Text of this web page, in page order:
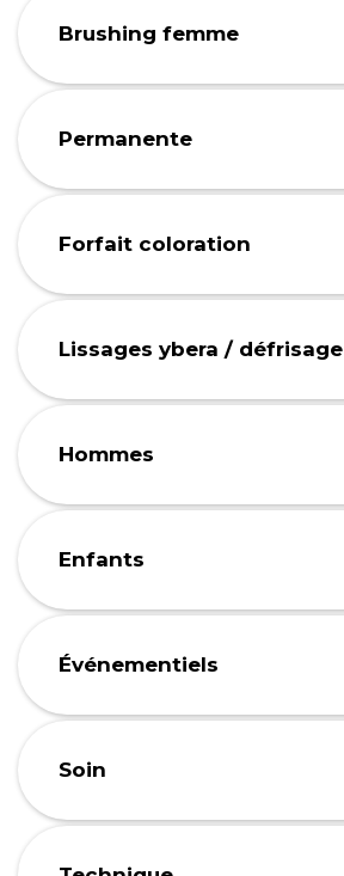
Brushing femme
Permanente
Forfait coloration
Lissages ybera / défrisage
Hommes
Enfants
Événementiels
Soin